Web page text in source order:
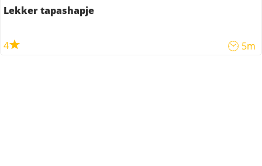
Lekker tapashapje
4 5m